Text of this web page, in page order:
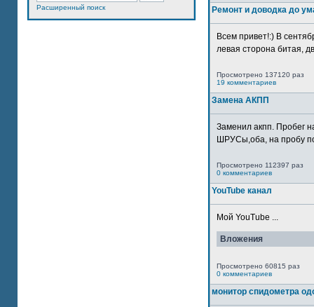
Расширенный поиск Ремонт и доводка до
Всем привет!:) В
левая сторона битая,
Просмотрено 137120 раз
19 комментариев
Замена АКПП
Заменил акпп. Пробег
ШРУСы,оба, на пробу
Просмотрено 112397 раз
0 комментариев
YouTube канал
Мой YouTube ...
Вложения
Просмотрено 60815 раз
0 комментариев
монитор спидометра